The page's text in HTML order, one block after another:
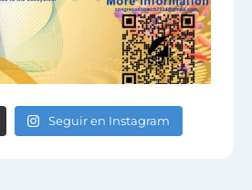
Seguir en Instagram